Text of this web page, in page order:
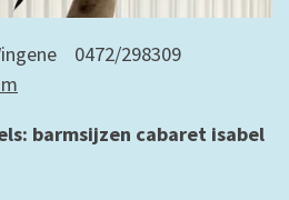
0472/298309
barmsijzen cabaret isabel